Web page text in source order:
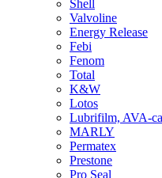
Shell
Valvoline
Energy Release
Febi
Fenom
Total
K&W
Lotos
Lubrifilm, AVA-
MARLY
Permatex
Prestone
Pro Seal